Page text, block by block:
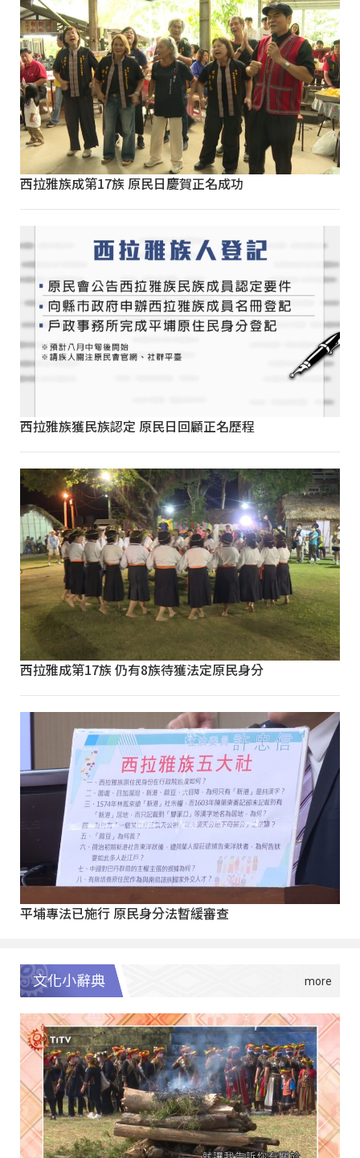
西拉雅族成第17族 原民日慶賀正名成功
西拉雅族獲民族認定 原民日回顧正名歷程
西拉雅成第17族 仍有8族待獲法定原民身分
平埔專法已施行 原民身分法暫緩審查
文化小辭典